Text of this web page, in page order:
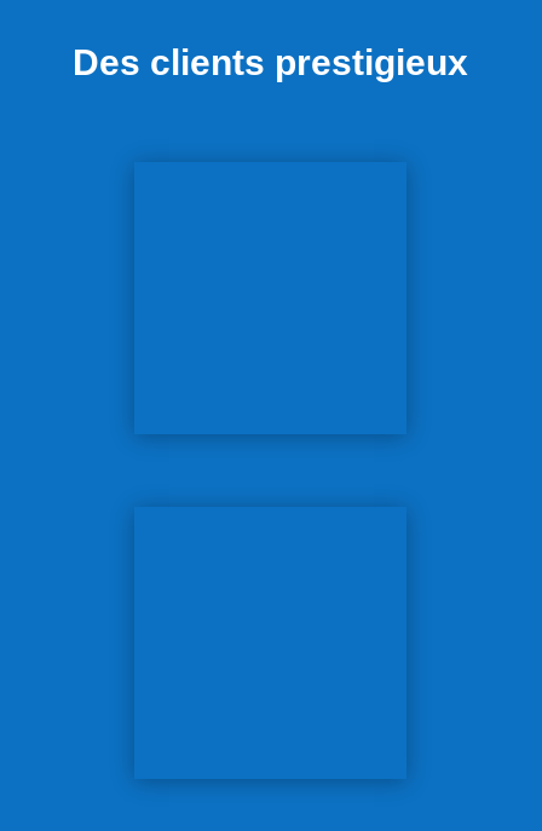
Des clients prestigieux